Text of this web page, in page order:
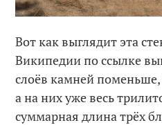
Вот как выглядит эта
Википедии по ссылке
слоёв камней
а на них уже весь
суммарная длина трёх